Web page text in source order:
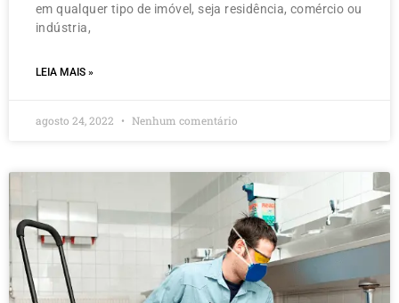
em qualquer tipo de imóvel, seja residência, comércio ou
indústria,
LEIA MAIS »
agosto 24, 2022 Nenhum comentário